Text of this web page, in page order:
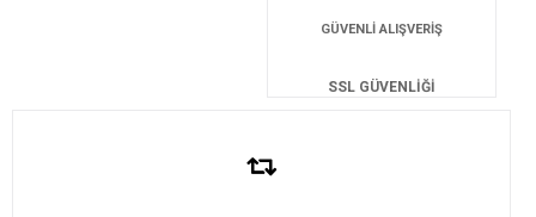
GÜVENLİ ALIŞVERİŞ
SSL GÜVENLİĞİ